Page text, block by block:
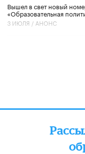
Вышел в свет новый
«Образовательная
3 ИЮЛЯ / АНОНС